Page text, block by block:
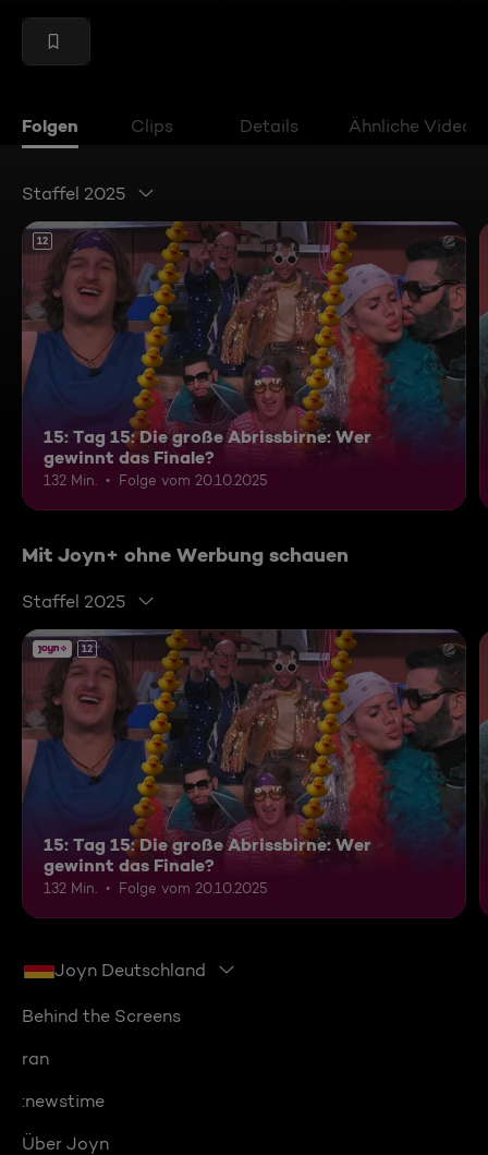
Folgen Clips Details Ähnliche Videos
Staffel 2025
12
15: Tag 15: Die große Abrissbirne: Wer
gewinnt das Finale?
132 Min. Folge vom 20.10.2025
Mit Joyn+ ohne Werbung schauen
Staffel 2025
12
15: Tag 15: Die große Abrissbirne: Wer
gewinnt das Finale?
132 Min. Folge vom 20.10.2025
Joyn Deutschland
Behind the Screens
ran
:newstime
Über Joyn